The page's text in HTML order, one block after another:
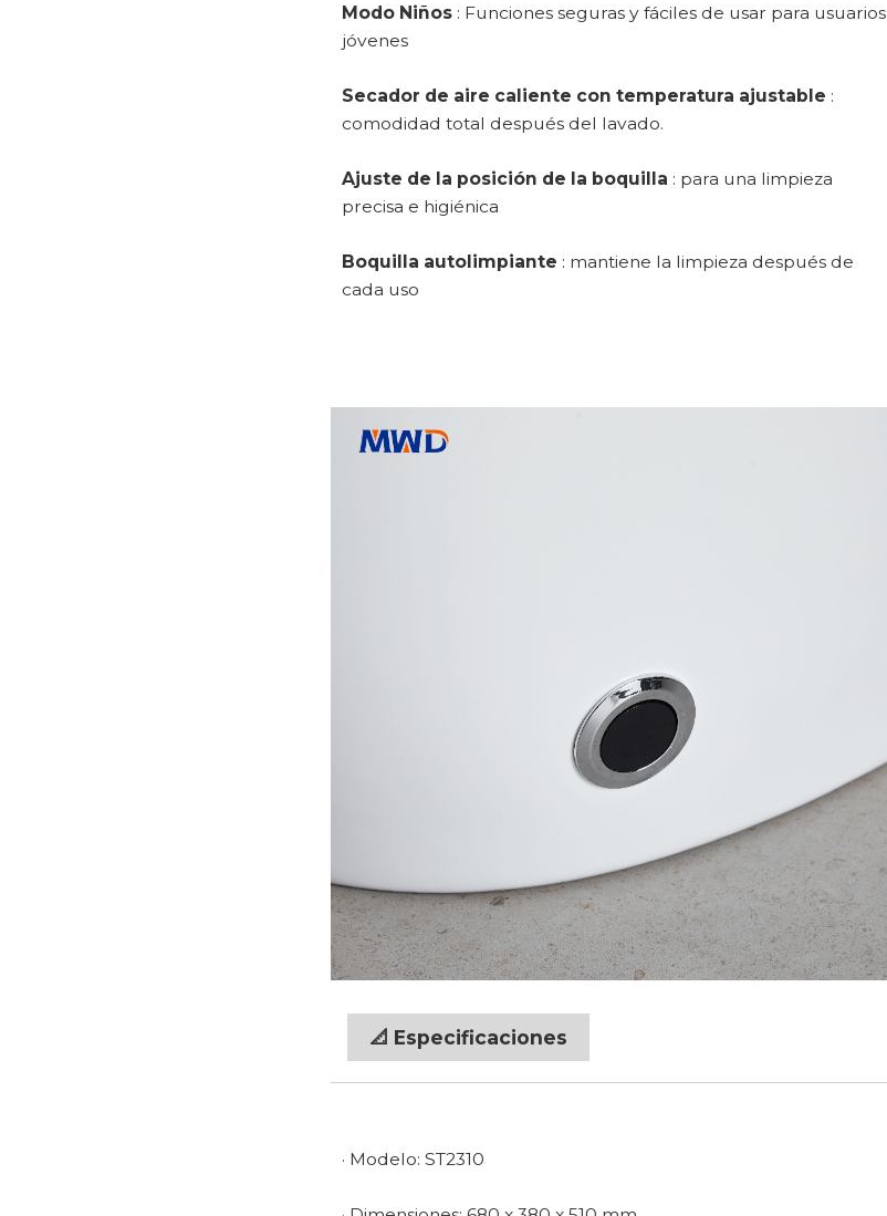
Modo Niños: Funciones seguras y fáciles de usar para usuarios
jóvenes
Secador de aire caliente con temperatura ajustable :
comodidad total después del lavado.
Ajuste de la posición de la boquilla : para una limpieza
precisa e higiénica
Boquilla autolimpiante : mantiene la limpieza después de
cada uso
📐 Especificaciones
· Modelo: ST2310